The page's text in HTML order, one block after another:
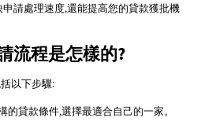
請處理速度,還能提高您的貸款獲批機
流程是怎樣的?
以下步驟:
的貸款條件,選擇最適合自己的一家。